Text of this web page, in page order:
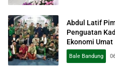
Abdul Latif
Penguatan
Ekonomi Umat
Bale Bandung